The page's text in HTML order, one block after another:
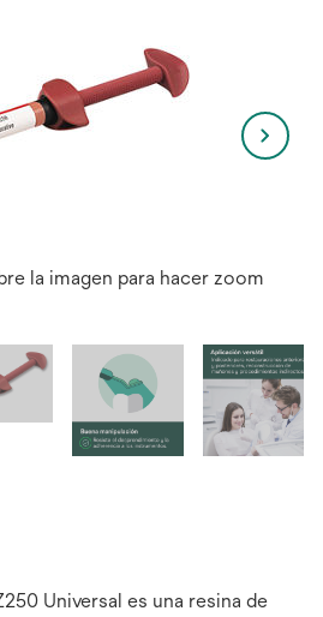
la imagen para hacer zoom
Universal es una resina de